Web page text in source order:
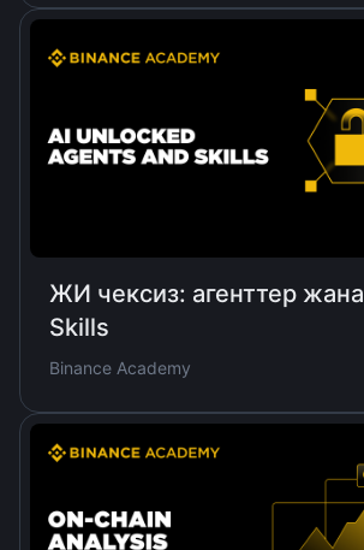
ЖИ чексиз: агенттер жана
Skills
Binance Academy